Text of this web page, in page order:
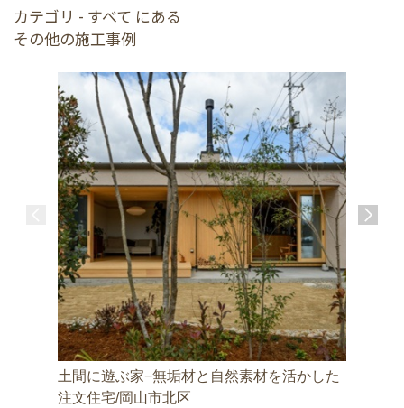
カテゴリ - すべて にある
その他の施工事例
土間に遊ぶ家−無垢材と自然素材を活かした
注文住宅/岡山市北区